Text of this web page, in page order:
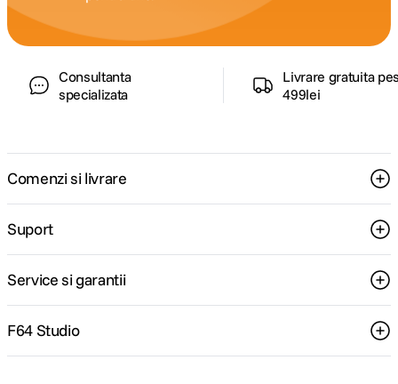
Consultanta
specializata
Livrare gratuita
499lei
Comenzi si livrare
Suport
Service si garantii
F64 Studio